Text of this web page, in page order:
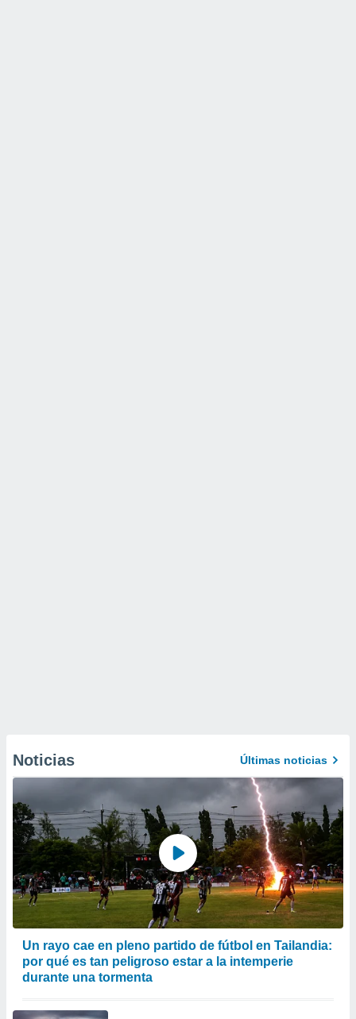
Noticias Últimas noticias
Un rayo cae en pleno partido de fútbol en Tailandia:
por qué es tan peligroso estar a la intemperie
durante una tormenta